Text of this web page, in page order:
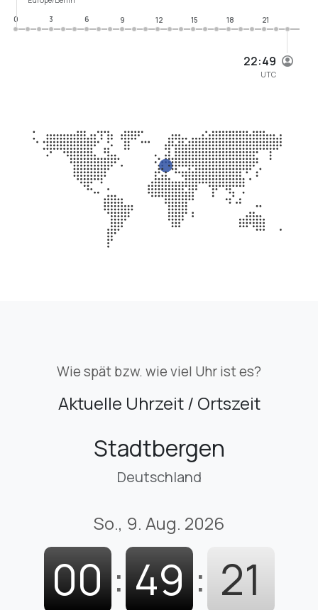
22:49
UTC
0
3 6 9 12 15 18 21
Wie spät bzw. wie viel Uhr ist es?
Aktuelle Uhrzeit / Ortszeit
Stadtbergen
Deutschland
So., 9. Aug. 2026
00 : 49 : 23